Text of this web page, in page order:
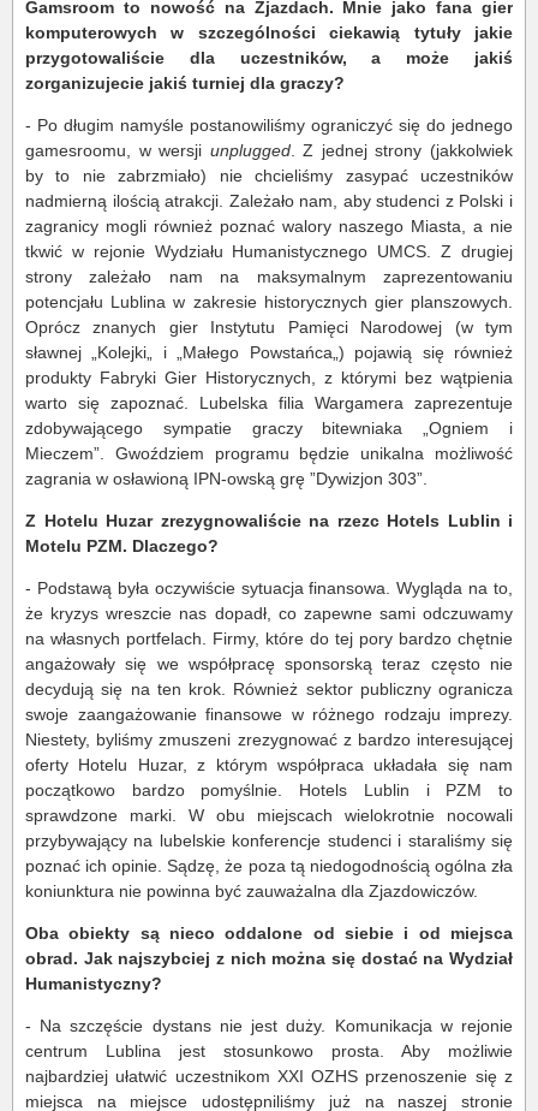
Gamsroom to nowość na Zjazdach. Mnie jako fana gier
komputerowych w szczególności ciekawią tytuły jakie
przygotowaliście dla uczestników, a może jakiś
zorganizujecie jakiś turniej dla graczy?
- Po długim namyśle postanowiliśmy ograniczyć się do jednego
gamesroomu, w wersji unplugged. Z jednej strony (jakkolwiek
by to nie zabrzmiało) nie chcieliśmy zasypać uczestników
nadmierną ilością atrakcji. Zależało nam, aby studenci z Polski i
zagranicy mogli również poznać walory naszego Miasta, a nie
tkwić w rejonie Wydziału Humanistycznego UMCS. Z drugiej
strony zależało nam na maksymalnym zaprezentowaniu
potencjału Lublina w zakresie historycznych gier planszowych.
Oprócz znanych gier Instytutu Pamięci Narodowej (w tym
sławnej „Kolejki„ i „Małego Powstańca„) pojawią się również
produkty Fabryki Gier Historycznych, z którymi bez wątpienia
warto się zapoznać. Lubelska filia Wargamera zaprezentuje
zdobywającego sympatie graczy bitewniaka „Ogniem i
Mieczem”. Gwoździem programu będzie unikalna możliwość
zagrania w osławioną IPN-owską grę ”Dywizjon 303”.
Z Hotelu Huzar zrezygnowaliście na rzezc Hotels Lublin i
Motelu PZM. Dlaczego?
- Podstawą była oczywiście sytuacja finansowa. Wygląda na to,
że kryzys wreszcie nas dopadł, co zapewne sami odczuwamy
na własnych portfelach. Firmy, które do tej pory bardzo chętnie
angażowały się we współpracę sponsorską teraz często nie
decydują się na ten krok. Również sektor publiczny ogranicza
swoje zaangażowanie finansowe w różnego rodzaju imprezy.
Niestety, byliśmy zmuszeni zrezygnować z bardzo interesującej
oferty Hotelu Huzar, z którym współpraca układała się nam
początkowo bardzo pomyślnie. Hotels Lublin i PZM to
sprawdzone marki. W obu miejscach wielokrotnie nocowali
przybywający na lubelskie konferencje studenci i staraliśmy się
poznać ich opinie. Sądzę, że poza tą niedogodnością ogólna zła
koniunktura nie powinna być zauważalna dla Zjazdowiczów.
Oba obiekty są nieco oddalone od siebie i od miejsca
obrad. Jak najszybciej z nich można się dostać na Wydział
Humanistyczny?
- Na szczęście dystans nie jest duży. Komunikacja w rejonie
centrum Lublina jest stosunkowo prosta. Aby możliwie
najbardziej ułatwić uczestnikom XXI OZHS przenoszenie się z
miejsca na miejsce udostępniliśmy już na naszej stronie